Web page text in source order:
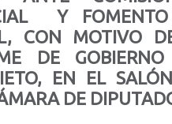
Y
CON MOTIVO
DE GOBIERNO
EN EL
DE